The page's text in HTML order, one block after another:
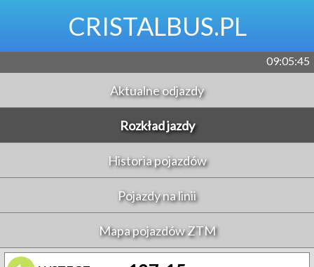
CRISTALBUS.PL
09:05:45
Aktualne odjazdy
Rozkład jazdy
Historia pojazdów
Pojazdy na linii
Mapa pojazdów ZTM